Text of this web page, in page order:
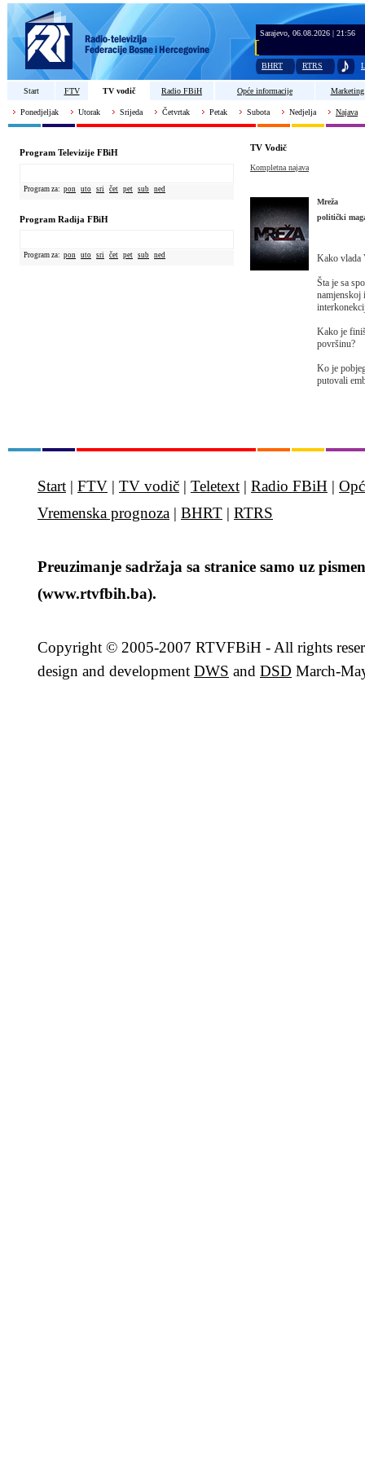
Sarajevo, 06.08.2026 | 21:56
BHRT RTRS
Start FTV TV vodič Radio FBiH Opće informacije Marketing
Ponedjeljak Utorak Srijeda Četvrtak Petak Subota Nedjelja Najava
Program Televizije FBiH
Program za: pon uto sri čet pet sub ned
Program Radija FBiH
Program za: pon uto sri čet pet sub ned
TV Vodič
Kompletna najava
Mreža
politički
Kako vlada
Šta je sa
namjenskoj
Kako je
površinu?
Ko je
putovali
Start | FTV | TV vodič | Teletext | Radio FBiH |
Vremenska prognoza | BHRT | RTRS
Preuzimanje sadržaja sa stranice samo uz
(www.rtvfbih.ba).
Copyright © 2005-2007 RTVFBiH - All rights
design and development DWS and DSD March-